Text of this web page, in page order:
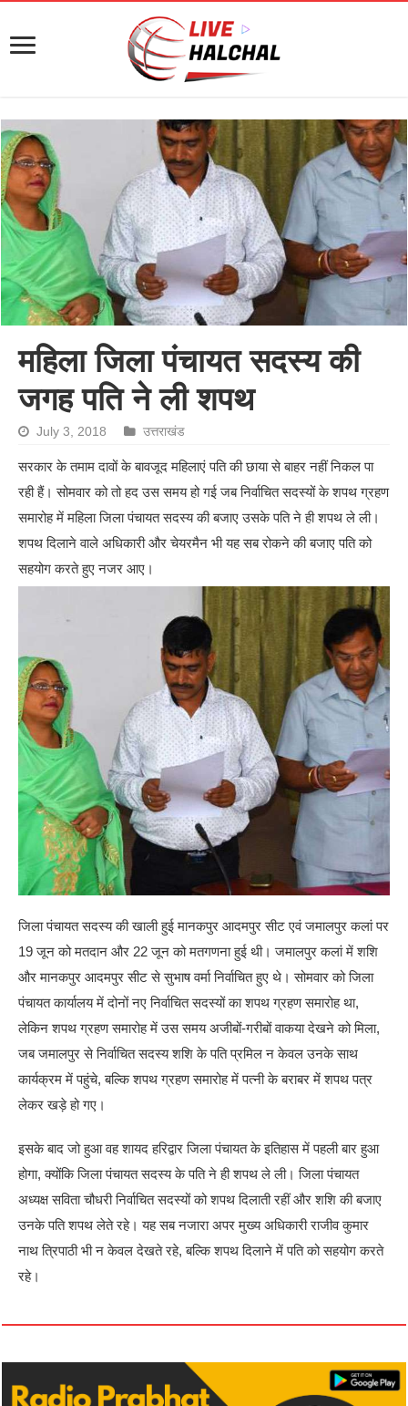
महिला जिला पंचायत सदस्य की
जगह पति ने ली शपथ
July 3, 2018 उत्तराखंड
सरकार के तमाम दावों के बावजूद महिलाएं पति की छाया से बाहर नहीं निकल पा
रही हैं। सोमवार को तो हद उस समय हो गई जब निर्वाचित सदस्यों के शपथ ग्रहण
समारोह में महिला जिला पंचायत सदस्य की बजाए उसके पति ने ही शपथ ले ली।
शपथ दिलाने वाले अधिकारी और चेयरमैन भी यह सब रोकने की बजाए पति को
सहयोग करते हुए नजर आए।
जिला पंचायत सदस्य की खाली हुई मानकपुर आदमपुर सीट एवं जमालपुर कलां पर
19 जून को मतदान और 22 जून को मतगणना हुई थी। जमालपुर कलां में शशि
और मानकपुर आदमपुर सीट से सुभाष वर्मा निर्वाचित हुए थे। सोमवार को जिला
पंचायत कार्यालय में दोनों नए निर्वाचित सदस्यों का शपथ ग्रहण समारोह था,
लेकिन शपथ ग्रहण समारोह में उस समय अजीबों-गरीबों वाकया देखने को मिला,
जब जमालपुर से निर्वाचित सदस्य शशि के पति प्रमिल न केवल उनके साथ
कार्यक्रम में पहुंचे, बल्कि शपथ ग्रहण समारोह में पत्नी के बराबर में शपथ पत्र
लेकर खड़े हो गए।
इसके बाद जो हुआ वह शायद हरिद्वार जिला पंचायत के इतिहास में पहली बार हुआ
होगा, क्योंकि जिला पंचायत सदस्य के पति ने ही शपथ ले ली। जिला पंचायत
अध्यक्ष सविता चौधरी निर्वाचित सदस्यों को शपथ दिलाती रहीं और शशि की बजाए
उनके पति शपथ लेते रहे। यह सब नजारा अपर मुख्य अधिकारी राजीव कुमार
नाथ त्रिपाठी भी न केवल देखते रहे, बल्कि शपथ दिलाने में पति को सहयोग करते
रहे।